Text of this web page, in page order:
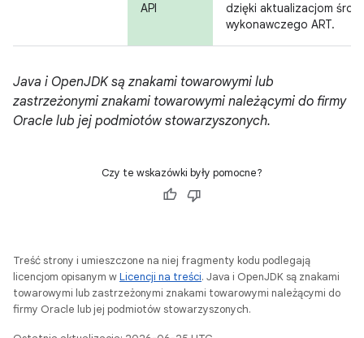
API
dzięki aktualizacjom
wykonawczego ART.
Java i OpenJDK są znakami towarowymi lub
zastrzeżonymi znakami towarowymi należącymi do firmy
Oracle lub jej podmiotów stowarzyszonych.
Czy te wskazówki były pomocne?
Treść strony i umieszczone na niej fragmenty kodu podlegają
licencjom opisanym wLicencji na treści. Java i OpenJDK są znakami
towarowymi lub zastrzeżonymi znakami towarowymi należącymi do
firmy Oracle lub jej podmiotów stowarzyszonych.